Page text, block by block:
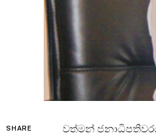
SHARE
වත්මන්